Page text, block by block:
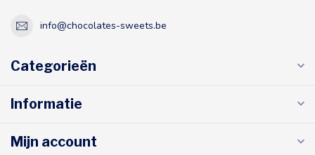
info@chocolates-sweets.be
Categorieën
Informatie
Mijn account